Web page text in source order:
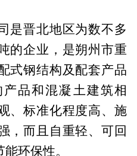
是晋北地区为数不多
的企业，是朔州市重
式钢结构及配套产品
品和混凝土建筑相
、标准化程度高、施
，而且自重轻、可回
环保性。